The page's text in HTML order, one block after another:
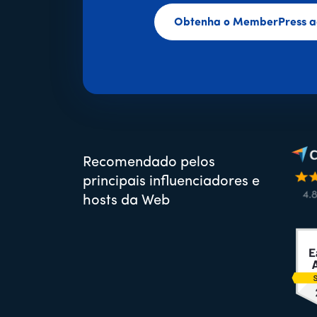
Obtenha o MemberPress
Recomendado pelos
principais influenciadores e
hosts da Web